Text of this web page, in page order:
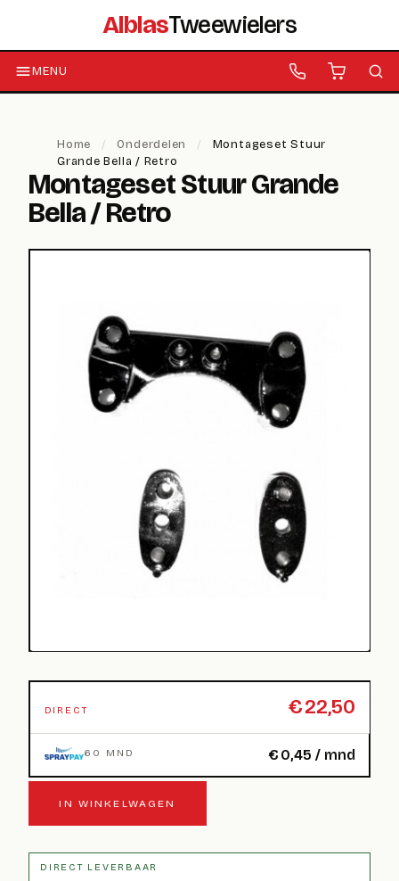
AlblasTweewielers
MENU
Home / Onderdelen /
Montageset Stuur
Grande Bella / Retro
Montageset Stuur Grande
Bella / Retro
DIRECT €22,50
60 MND € 0,45 / mnd
IN WINKELWAGEN
DIRECT LEVERBAAR